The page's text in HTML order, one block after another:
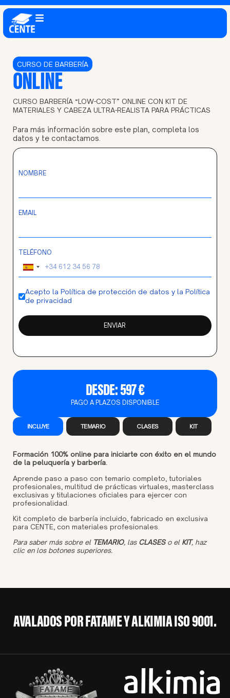
CURSO DE BARBERÍA
ONLINE
CURSO BARBERÍA “LOW-COST” ONLINE CON KIT DE
MATERIALES Y CABEZA ULTRA-REALISTA PARA PRÁCTICAS
DESDE:597 €
PAGO A PLAZOS DISPONIBLE
Para más información sobre este plan, completa los
datos y te contactamos.
NOMBRE
EMAIL
TELÉFONO
Spain
+34
Acepto la Política de protección de datos y la Política
de privacidad
ENVIAR
INCLUYE TEMARIO CLASES KIT
Formación 100% online para iniciarte con éxito en el mundo
de la peluquería y barbería.
Aprende paso a paso con temario completo, tutoriales
profesionales, multitud de prácticas virtuales, masterclass
exclusivas y titulaciones oficiales para ejercer con
profesionalidad.
Kit completo de barbería incluido, fabricado en exclusiva
para CENTE, con materiales profesionales.
Para saber más sobre el TEMARIO, las CLASESo el KIT, haz
clic en los botones superiores.
AVALADOS POR FATAME Y ALKIMIA ISO 9001.